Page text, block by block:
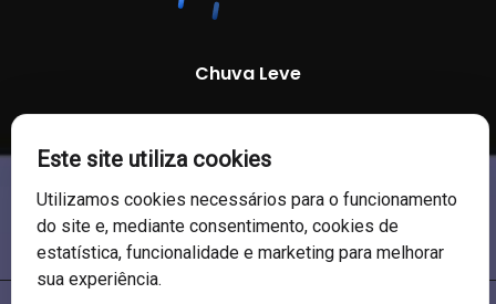
Chuva Leve
Este site utiliza cookies
Utilizamos cookies necessários para o funcionamento
do site e, mediante consentimento, cookies de
estatística, funcionalidade e marketing para melhorar
sua experiência.